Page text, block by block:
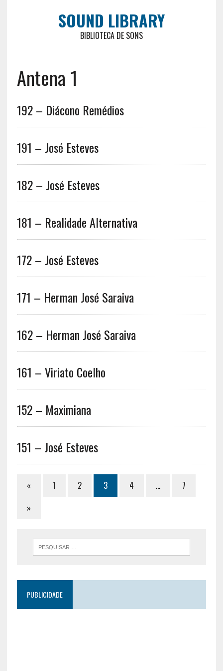
SOUND LIBRARY
BIBLIOTECA DE SONS
Antena 1
192 – Diácono Remédios
191 – José Esteves
182 – José Esteves
181 – Realidade Alternativa
172 – José Esteves
171 – Herman José Saraiva
162 – Herman José Saraiva
161 – Viriato Coelho
152 – Maximiana
151 – José Esteves
« 1 2 3 4 …
7
»
PUBLICIDADE